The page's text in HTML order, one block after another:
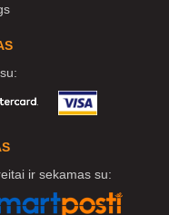
ir sekamas su: